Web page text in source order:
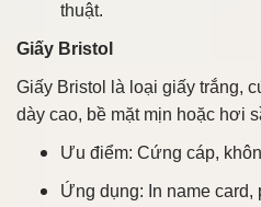
thuật.
Giấy Bristol
Giấy Bristol là loại giấy trắng,
dày cao, bề mặt mịn hoặc hơi
Ưu điểm: Cứng cáp,
Ứng dụng: In name card,